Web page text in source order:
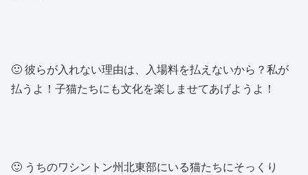
🙂 彼らが入れない理由は、入場料を払えないから？私が
払うよ！子猫たちにも文化を楽しませてあげようよ！
🙂 うちのワシントン州北東部にいる猫たちにそっくり